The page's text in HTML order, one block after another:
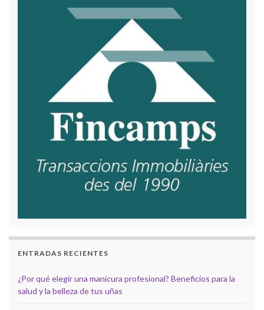
ENTRADAS RECIENTES
¿Por qué elegir una manicura profesional? Beneficios para la
salud y la belleza de tus uñas